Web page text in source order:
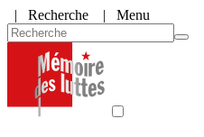
| Recherche | Menu